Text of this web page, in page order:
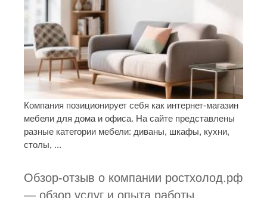
Компания позиционирует себя как интернет-магазин
мебели для дома и офиса. На сайте представлены
разные категории мебели: диваны, шкафы, кухни,
столы, ...
Обзор-отзыв о компании ростхолод.рф
— обзор услуг и опыта работы